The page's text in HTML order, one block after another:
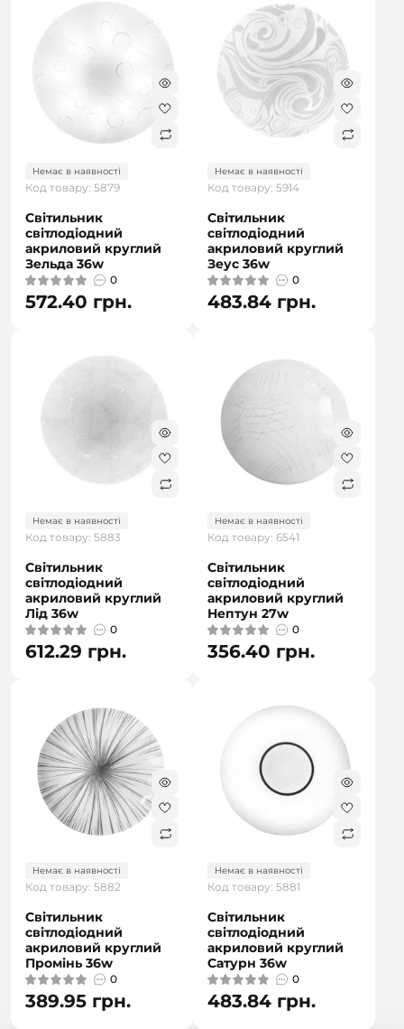
Немає в наявності
Код товару: 5879
Світильник
світлодіодний
акриловий круглий
Зельда 36w
0
572.40 грн.
Немає в наявності
Код товару: 5914
Світильник
світлодіодний
акриловий круглий
Зеус 36w
0
483.84 грн.
Немає в наявності
Код товару: 5883
Світильник
світлодіодний
акриловий круглий
Лід 36w
0
612.29 грн.
Немає в наявності
Код товару: 6541
Світильник
світлодіодний
акриловий круглий
Нептун 27w
0
356.40 грн.
Немає в наявності
Код товару: 5882
Світильник
світлодіодний
акриловий круглий
Промінь 36w
0
389.95 грн.
Немає в наявності
Код товару: 5881
Світильник
світлодіодний
акриловий круглий
Сатурн 36w
0
483.84 грн.